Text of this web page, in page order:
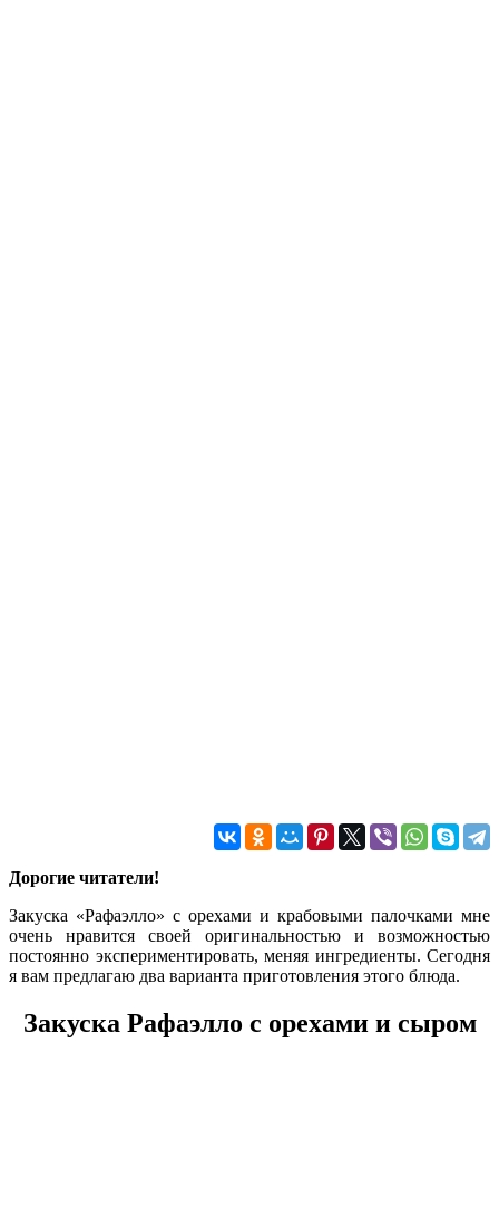
Дорогие читатели!
Закуска «Рафаэлло» с орехами и крабовыми палочками мне
очень нравится своей оригинальностью и возможностью
постоянно экспериментировать, меняя ингредиенты. Сегодня
я вам предлагаю два варианта приготовления этого блюда.
Закуска Рафаэлло с орехами и сыром